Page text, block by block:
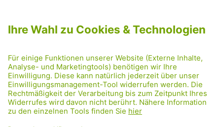
PRESSE
GRÜNE RADRETTUNG
FRIDAY NIGHTSKATING
NETIQUETTE